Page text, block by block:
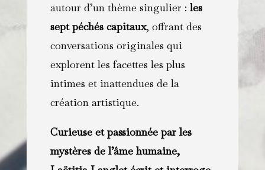
autour d’un thème singulier : les
sept péchés capitaux, offrant des
conversations originales qui
explorent les facettes les plus
intimes et inattendues de la
création artistique.
Curieuse et passionnée par les
mystères de l’âme humaine,